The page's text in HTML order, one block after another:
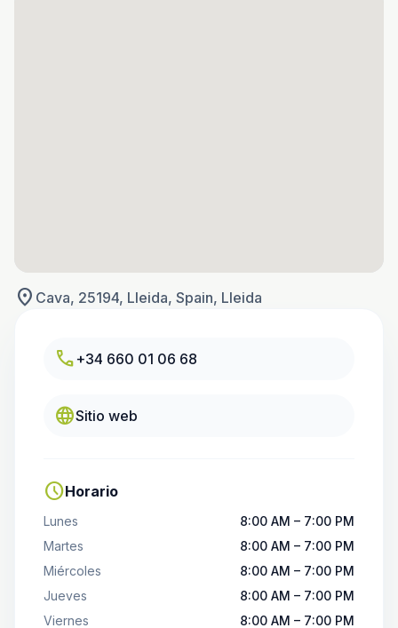
location_on Cava, 25194, Lleida, Spain, Lleida
call +34 660 01 06 68
languageSitio web
scheduleHorario
Lunes
8:00 AM – 7:00 PM
Martes
8:00 AM – 7:00 PM
Miércoles
8:00 AM – 7:00 PM
Jueves
8:00 AM – 7:00 PM
Viernes
8:00 AM – 7:00 PM